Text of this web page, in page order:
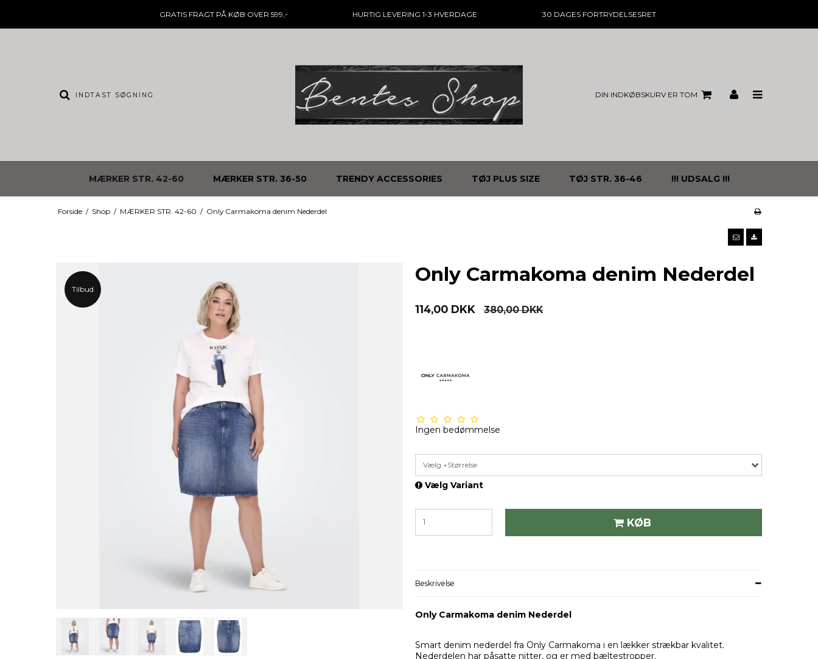
GRATIS FRAGTPÅ KØB OVER 599,- HURTIG LEVERING 1-3 HVERDAGE 30 DAGESFORTRYDELSESRET
DIN INDKØBSKURV ER TOM
MÆRKER STR. 42-60 MÆRKER STR. 36-50 TRENDY ACCESSORIES TØJ PLUS SIZE TØJ STR. 36-46 !!! UDSALG !!!
Forside / Shop / MÆRKER STR. 42-60 / Only Carmakoma denim Nederdel
Tilbud
Only Carmakoma denim Nederdel
114,00 DKK 380,00 DKK
Ingen bedømmelse
Vælg +Størrelse
Vælg Variant
KØB
Beskrivelse
Only Carmakoma denim Nederdel
Smart denim nederdel fra Only Carmakoma i en lækker strækbar kvalitet.
Nederdelen har påsatte nitter, og er med bæltestropper.